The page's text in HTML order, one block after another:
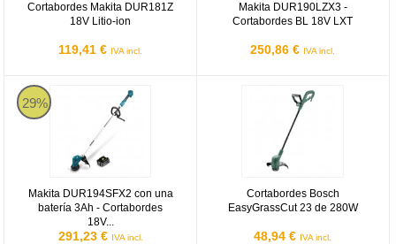
Cortabordes Makita DUR181Z
18V Litio-ion
119,41 € IVA incl.
Makita DUR190LZX3 -
Cortabordes BL 18V LXT
250,86 € IVA incl.
29%
Makita DUR194SFX2 con una
batería 3Ah - Cortabordes
18V...
291,23 € IVA incl.
Makita DUR194SFX2 con una batería 3Ah - Cortabordes 18V LXT
Cortabordes Bosch
EasyGrassCut 23 de 280W
48,94 € IVA incl.